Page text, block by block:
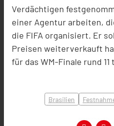
Verdächtigen
einer Agentur arbeiten,
die FIFA organisiert. Er
Preisen weiterverkauft
für das WM-Finale rund
Brasilien